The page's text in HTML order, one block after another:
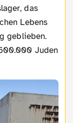
das
Lebens
geblieben.
Juden